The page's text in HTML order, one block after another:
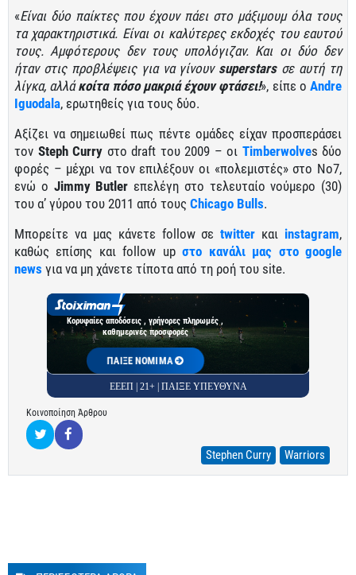
«Είναι δύο παίκτες που έχουν πάει στο μάξιμουμ όλα τους
τα χαρακτηριστικά. Είναι οι καλύτερες εκδοχές του εαυτού
τους. Αμφότερους δεν τους υπολόγιζαν. Και οι δύο δεν
ήταν στις προβλέψεις για να γίνουν superstarsσε αυτή τη
λίγκα, αλλάκοίτα πόσο μακριά έχουν φτάσει!», είπε οAndre
Iguodala, ερωτηθείς για τους δύο.
Αξίζει να σημειωθεί πως πέντε ομάδες είχαν προσπεράσει
τον Steph Curry στο draft του 2009 – οι Timberwolves δύο
φορές – μέχρι να τον επιλέξουν οι «πολεμιστές» στο Νο7,
ενώ ο Jimmy Butler επελέγη στο τελευταίο νούμερο (30)
του α’ γύρου του 2011 από τους Chicago Bulls.
Μπορείτε να μας κάνετε follow σεtwitter και instagram,
καθώς επίσης και follow upστο κανάλι μας στο google
news για να μη χάνετε τίποτα από τη ροή του site.
Κορυφαίες αποδόσεις , γρήγορες πληρωμές ,
καθημερινές προσφορές
ΠΑΙΞΕ ΝΟΜΙΜΑ
ΕΕΕΠ | 21+ | ΠΑΙΞΕ ΥΠΕΥΘΥΝΑ
Κοινοποίηση Άρθρου
Stephen Curry Warriors